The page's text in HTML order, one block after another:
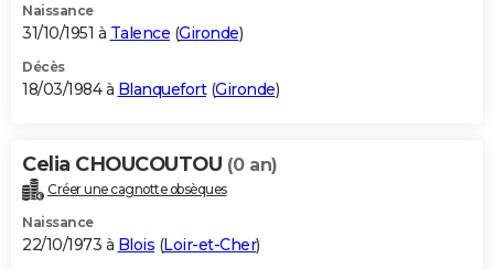
Naissance
31/10/1951 à Talence (Gironde)
Décès
18/03/1984 à Blanquefort(Gironde)
Celia CHOUCOUTOU (0 an)
Créer une cagnotte obsèques
Naissance
22/10/1973 à Blois (Loir-et-Cher)